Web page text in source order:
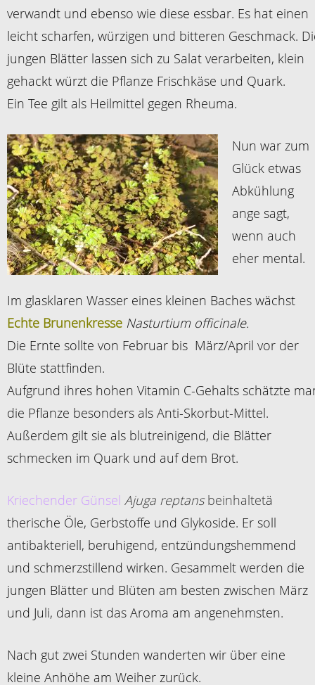
verwandt und ebenso wie diese essbar. Es hat einen
leicht scharfen, würzigen und bitteren Geschmack.
jungen Blätter lassen sich zu Salat verarbeiten, klein
gehackt würzt die Pflanze Frischkäse und Quark.
Ein Tee gilt als Heilmittel gegen Rheuma.
Nun war zum
Glück etwas
Abkühlung
ange sagt,
wenn auch
eher mental.
Im glasklaren Wasser eines kleinen Baches wächst
Echte Brunenkresse Nasturtium officinale.
Die Ernte sollte von Februar bis März/April vor der
Blüte stattfinden.
Aufgrund ihres hohen Vitamin C-Gehalts schätzte
die Pflanze besonders als Anti-Skorbut-Mittel.
Außerdem gilt sie als blutreinigend, die Blätter
schmecken im Quark und auf dem Brot.
Kriechender Günsel Ajuga reptansbeinhaltetä
therische Öle, Gerbstoffe und Glykoside. Er soll
antibakteriell, beruhigend, entzündungshemmend
und schmerzstillend wirken. Gesammelt werden die
jungen Blätter und Blüten am besten zwischen März
und Juli, dann ist das Aroma am angenehmsten.
Nach gut zwei Stunden wanderten wir über eine
kleine Anhöhe am Weiher zurück.